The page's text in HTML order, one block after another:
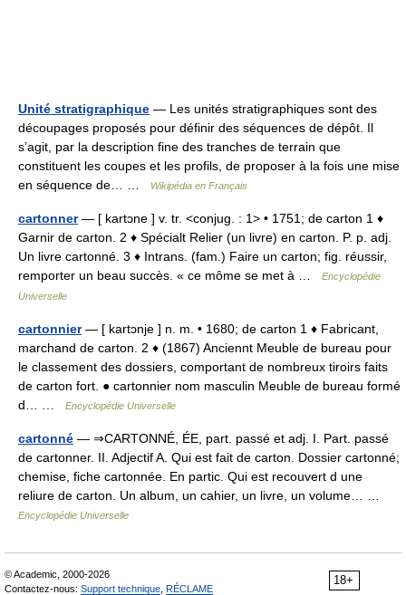
Unité stratigraphique — Les unités stratigraphiques sont des
découpages proposés pour définir des séquences de dépôt. Il
s’agit, par la description fine des tranches de terrain que
constituent les coupes et les profils, de proposer à la fois une mise
en séquence de… …
Wikipédia en Français
cartonner— [ kartɔne ] v. tr. <conjug. : 1> • 1751; de carton 1 ♦
Garnir de carton. 2 ♦ Spécialt Relier (un livre) en carton. P. p. adj.
Un livre cartonné. 3 ♦ Intrans. (fam.) Faire un carton; fig. réussir,
remporter un beau succès. « ce môme se met à …
Encyclopédie
Universelle
cartonnier— [ kartɔnje ] n. m. • 1680; de carton 1 ♦ Fabricant,
marchand de carton. 2 ♦ (1867) Anciennt Meuble de bureau pour
le classement des dossiers, comportant de nombreux tiroirs faits
de carton fort. ● cartonnier nom masculin Meuble de bureau formé
d… …
Encyclopédie Universelle
cartonné — ⇒CARTONNÉ, ÉE, part. passé et adj. I. Part. passé
de cartonner. II. Adjectif A. Qui est fait de carton. Dossier cartonné;
chemise, fiche cartonnée. En partic. Qui est recouvert d une
reliure de carton. Un album, un cahier, un livre, un volume… …
Encyclopédie Universelle
18+
© Academic, 2000-2026
Contactez-nous: Support technique RÉCLAME